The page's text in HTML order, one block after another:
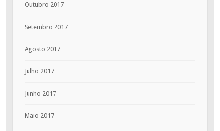
Outubro 2017
Setembro 2017
Agosto 2017
Julho 2017
Junho 2017
Maio 2017